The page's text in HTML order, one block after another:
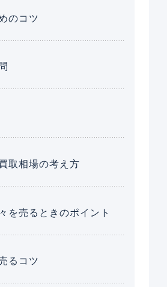
のコツ
取相場の考え方
を売るときのポイント
るコツ